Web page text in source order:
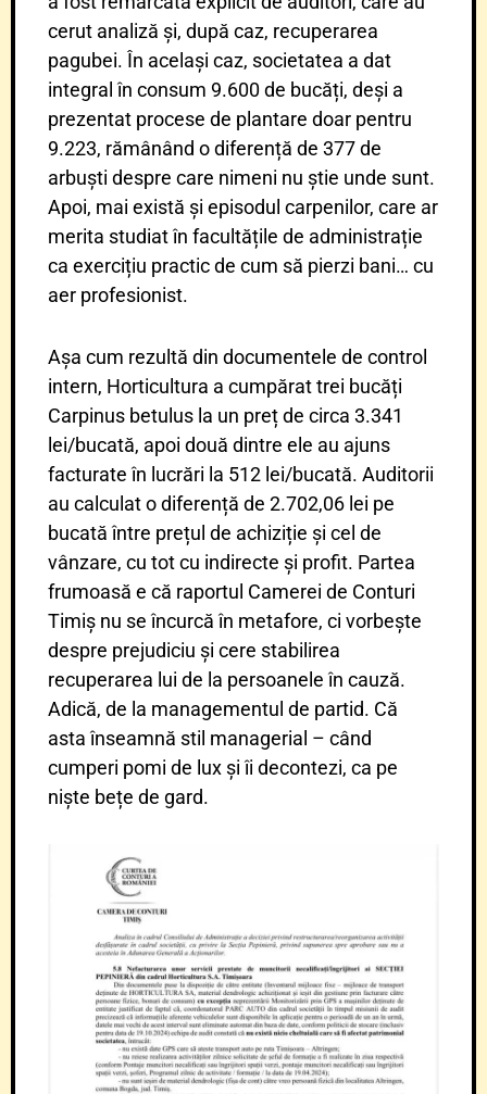
cerut analiză și, după caz, recuperarea
pagubei. În același caz, societatea a dat
integral în consum 9.600 de bucăți, deși a
prezentat procese de plantare doar pentru
9.223, rămânând o diferență de 377 de
arbuști despre care nimeni nu știe unde sunt.
Apoi, mai există și episodul carpenilor, care ar
merita studiat în facultățile de administrație
ca exercițiu practic de cum să pierzi bani… cu
aer profesionist.
Așa cum rezultă din documentele de control
intern, Horticultura a cumpărat trei bucăți
Carpinus betulus la un preț de circa 3.341
lei/bucată, apoi două dintre ele au ajuns
facturate în lucrări la 512 lei/bucată. Auditorii
au calculat o diferență de 2.702,06 lei pe
bucată între prețul de achiziție și cel de
vânzare, cu tot cu indirecte și profit. Partea
frumoasă e că raportul Camerei de Conturi
Timiș nu se încurcă în metafore, ci vorbește
despre prejudiciu și cere stabilirea
recuperarea lui de la persoanele în cauză.
Adică, de la managementul de partid. Că
asta înseamnă stil managerial – când
cumperi pomi de lux și îi decontezi, ca pe
niște bețe de gard.